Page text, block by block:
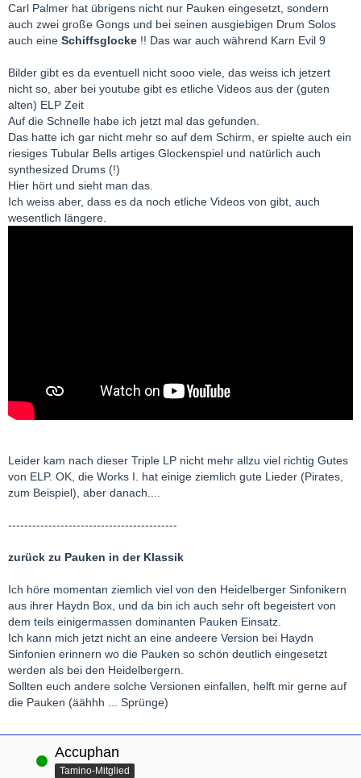
Carl Palmer hat übrigens nicht nur Pauken eingesetzt, sondern
auch zwei große Gongs und bei seinen ausgiebigen Drum Solos
auch eine Schiffsglocke !! Das war auch während Karn Evil 9
Bilder gibt es da eventuell nicht sooo viele, das weiss ich jetzert
nicht so, aber bei youtube gibt es etliche Videos aus der (guten
alten) ELP Zeit
Auf die Schnelle habe ich jetzt mal das gefunden.
Das hatte ich gar nicht mehr so auf dem Schirm, er spielte auch ein
riesiges Tubular Bells artiges Glockenspiel und natürlich auch
synthesized Drums (!)
Hier hört und sieht man das.
Ich weiss aber, dass es da noch etliche Videos von gibt, auch
wesentlich längere.
Leider kam nach dieser Triple LP nicht mehr allzu viel richtig Gutes
von ELP. OK, die Works I. hat einige ziemlich gute Lieder (Pirates,
zum Beispiel), aber danach....
------------------------------------------
zurück zu Pauken in der Klassik
Ich höre momentan ziemlich viel von den Heidelberger Sinfonikern
aus ihrer Haydn Box, und da bin ich auch sehr oft begeistert von
dem teils einigermassen dominanten Pauken Einsatz.
Ich kann mich jetzt nicht an eine andeere Version bei Haydn
Sinfonien erinnern wo die Pauken so schön deutlich eingesetzt
werden als bei den Heidelbergern.
Sollten euch andere solche Versionen einfallen, helft mir gerne auf
die Pauken (äähhh ... Sprünge)
Online Accuphan
Tamino-Mitglied